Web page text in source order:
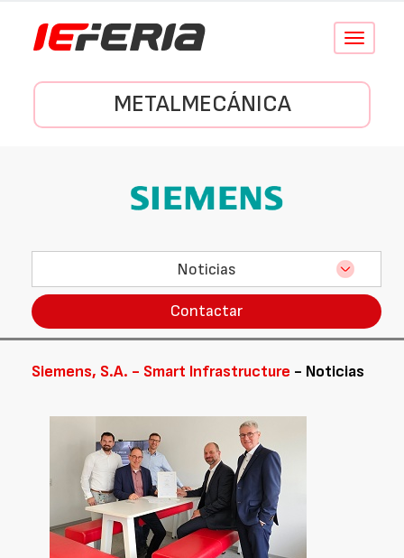
Conmutar
METALMECÁNICA
Noticias
Contactar
Siemens, S.A. - Smart Infrastructure - Noticias